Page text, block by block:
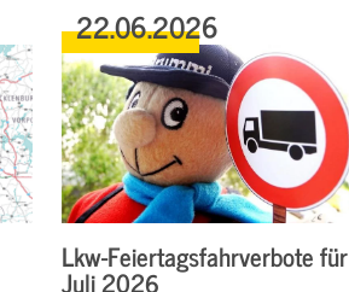
22.06.2026
Lkw-Feiertagsfahrverbote für
Juli 2026